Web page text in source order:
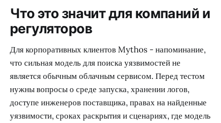
Что это значит для компаний и
регуляторов
Для корпоративных клиентов Mythos - напоминание,
что сильная модель для поиска уязвимостей не
является обычным облачным сервисом. Перед тестом
нужны вопросы о среде запуска, хранении логов,
доступе инженеров поставщика, правах на найденные
уязвимости, сроках раскрытия и сценариях, где модель